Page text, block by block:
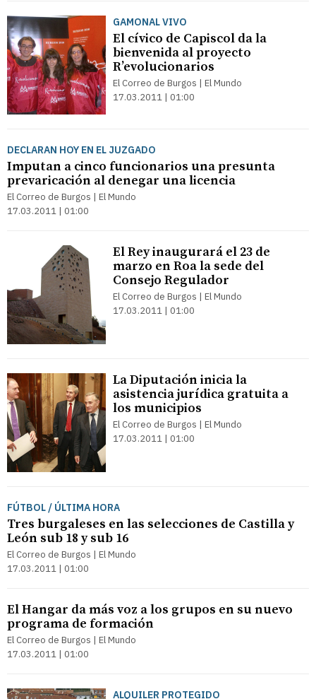
GAMONAL VIVO
El cívico de Capiscol da la
bienvenida al proyecto
R’evolucionarios
El Correo de Burgos | El Mundo
17.03.2011 | 01:00
DECLARAN HOY EN EL JUZGADO
Imputan a cinco funcionarios una presunta
prevaricación al denegar una licencia
El Correo de Burgos | El Mundo
17.03.2011 | 01:00
El Rey inaugurará el 23 de
marzo en Roa la sede del
Consejo Regulador
El Correo de Burgos | El Mundo
17.03.2011 | 01:00
La Diputación inicia la
asistencia jurídica gratuita a
los municipios
El Correo de Burgos | El Mundo
17.03.2011 | 01:00
FÚTBOL / ÚLTIMA HORA
Tres burgaleses en las selecciones de Castilla y
León sub 18 y sub 16
El Correo de Burgos | El Mundo
17.03.2011 | 01:00
El Hangar da más voz a los grupos en su nuevo
programa de formación
El Correo de Burgos | El Mundo
17.03.2011 | 01:00
ALQUILER PROTEGIDO